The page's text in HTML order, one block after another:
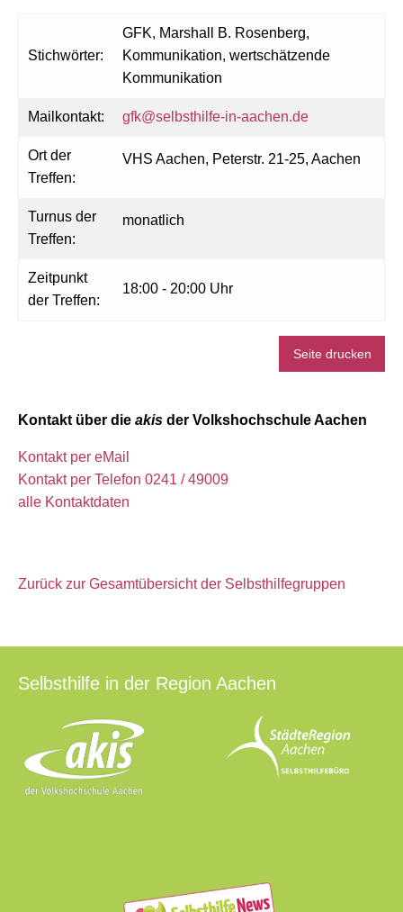
Stichwörter:
GFK, Marshall B. Rosenberg,
Kommunikation, wertschätzende
Kommunikation
Mailkontakt: gfk@selbsthilfe-in-aachen.de
Ort der
Treffen:
VHS Aachen, Peterstr. 21-25, Aachen
Turnus der
Treffen:
monatlich
Zeitpunkt
der Treffen:
18:00 - 20:00 Uhr
Seite drucken
Kontakt über die akis der Volkshochschule Aachen
Kontakt per eMail
Kontakt per Telefon 0241 / 49009
alle Kontaktdaten
Zurück zur Gesamtübersicht der Selbsthilfegruppen
Selbsthilfe in der Region Aachen